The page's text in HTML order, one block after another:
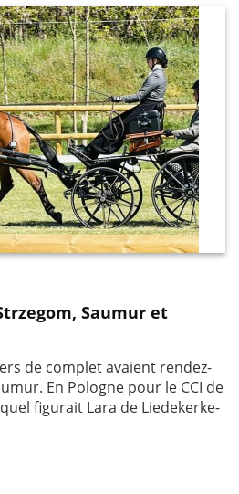
Saumur et
de complet avaient rendez-
En Pologne pour le CCI de
figurait Lara de Liedekerke-